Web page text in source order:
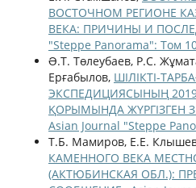
ВОСТОЧНОМ РЕГИОНЕ
ВЕКА: ПРИЧИНЫ И
"Steppe Panorama": Том
Ə.Т. Төлеубаев, Р.С.
Ерғабылов, ШІЛІКТІ-
ЭКСПЕДИЦИЯСЫНЫҢ
ҚОРЫМЫНДА ЖҮРГІЗГЕН
Asian Journal "Steppe
Т.Б. Мамиров, Е.Е.
КАМЕННОГО ВЕКА
(АКТЮБИНСКАЯ ОБЛ.):